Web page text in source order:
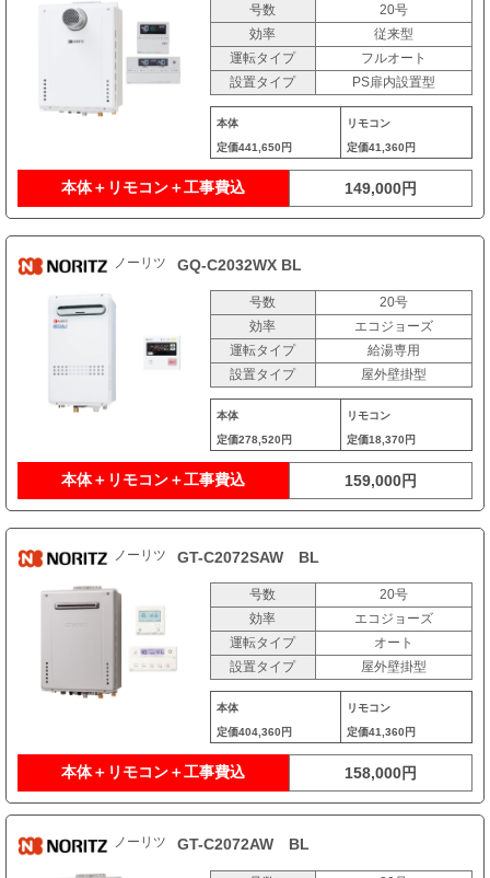
号数
20号
効率
従来型
運転タイプ
フルオート
設置タイプ
PS扉内設置型
本体
定価441,650円
リモコン
定価41,360円
本体＋リモコン＋工事費込 149,000円
ノーリツ GQ-C2032WX BL
号数
20号
効率
エコジョーズ
運転タイプ
給湯専用
設置タイプ
屋外壁掛型
本体
定価278,520円
リモコン
定価18,370円
本体＋リモコン＋工事費込 159,000円
ノーリツ GT-C2072SAW BL
号数
20号
効率
エコジョーズ
運転タイプ
オート
設置タイプ
屋外壁掛型
本体
定価404,360円
リモコン
定価41,360円
本体＋リモコン＋工事費込 158,000円
ノーリツ GT-C2072AW BL